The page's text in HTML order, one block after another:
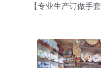
【专业生产订做手